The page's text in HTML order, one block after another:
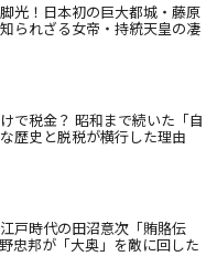
光！日本初の巨大都城・藤原
られざる女帝・持統天皇の凄
で税金？ 昭和まで続いた「自
歴史と脱税が横行した理由
戸時代の田沼意次「賄賂伝
忠邦が「大奥」を敵に回した